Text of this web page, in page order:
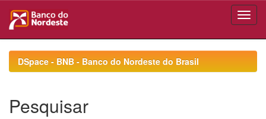
navigationDSpace - BNB - Banco do Nordeste do Brasil
Pesquisar